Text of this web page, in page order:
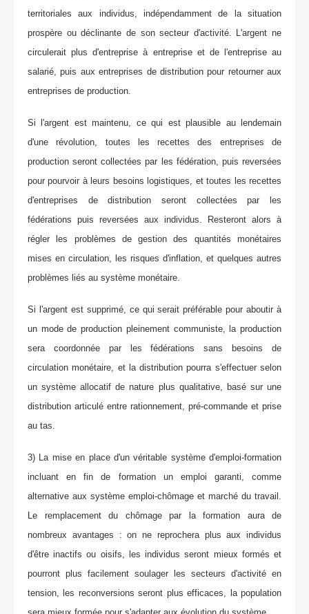
territoriales aux individus, indépendamment de la situation
prospère ou déclinante de son secteur d'activité. L'argent ne
circulerait plus d'entreprise à entreprise et de l'entreprise au
salarié, puis aux entreprises de distribution pour retourner aux
entreprises de production.
Si l'argent est maintenu, ce qui est plausible au lendemain
d'une révolution, toutes les recettes des entreprises de
production seront collectées par les fédération, puis reversées
pour pourvoir à leurs besoins logistiques, et toutes les recettes
d'entreprises de distribution seront collectées par les
fédérations puis reversées aux individus. Resteront alors à
régler les problèmes de gestion des quantités monétaires
mises en circulation, les risques d'inflation, et quelques autres
problèmes liés au système monétaire.
Si l'argent est supprimé, ce qui serait préférable pour aboutir à
un mode de production pleinement communiste, la production
sera coordonnée par les fédérations sans besoins de
circulation monétaire, et la distribution pourra s'effectuer selon
un système allocatif de nature plus qualitative, basé sur une
distribution articulé entre rationnement, pré-commande et prise
au tas.
3) La mise en place d'un véritable système d'emploi-formation
incluant en fin de formation un emploi garanti, comme
alternative aux système emploi-chômage et marché du travail.
Le remplacement du chômage par la formation aura de
nombreux avantages : on ne reprochera plus aux individus
d'être inactifs ou oisifs, les individus seront mieux formés et
pourront plus facilement soulager les secteurs d'activité en
tension, les reconversions seront plus efficaces, la population